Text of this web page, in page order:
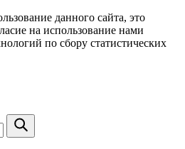
данного сайта, это
на использование нами
по сбору статистических